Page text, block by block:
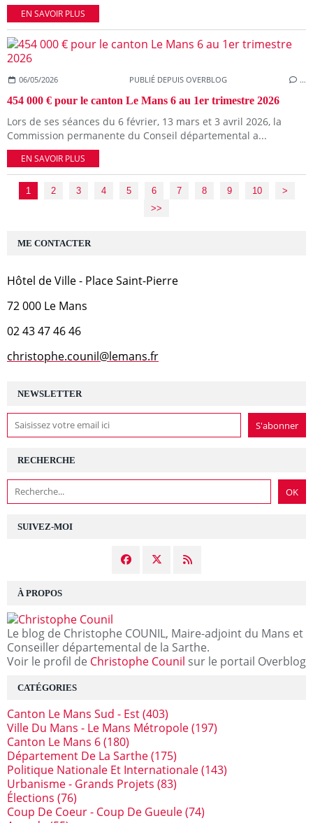
EN SAVOIR PLUS
06/05/2026 PUBLIÉ DEPUIS OVERBLOG …
454 000 € pour le canton Le Mans 6 au 1er trimestre 2026
Lors de ses séances du 6 février, 13 mars et 3 avril 2026, la
Commission permanente du Conseil départemental a...
EN SAVOIR PLUS
1 2 3 4 5 6 7 8 9 10 20
30
40
50
60
70
80
90
100
>
>>
NEWSLETTER
SUIVEZ-MOI
RECHERCHE
À PROPOS
Le blog de Christophe COUNIL, Maire-adjoint du Mans et
Conseiller départemental de la Sarthe.
Voir le profil de Christophe Counil sur le portail Overblog
CATÉGORIES
Canton Le Mans Sud - Est(403)
Ville Du Mans - Le Mans Métropole(197)
Canton Le Mans 6(180)
Département De La Sarthe(175)
Politique Nationale Et Internationale(143)
Urbanisme - Grands Projets (83)
Élections (76)
Coup De Coeur - Coup De Gueule(74)
ME CONTACTER
Hôtel de Ville - Place Saint-Pierre
72 000 Le Mans
02 43 47 46 46
christophe.counil@lemans.fr